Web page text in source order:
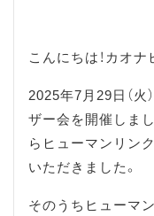
こんにちは！カオ
2025年7月29日（火
ザー会を開催しま
らヒューマンリン
いただきました。
そのうちヒューマ